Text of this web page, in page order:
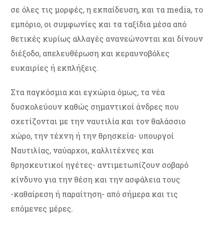
σε όλες τις μορφές, η εκπαίδευση, και τα media, το
εμπόριο, οι συμφωνίες και τα ταξίδια μέσα από
θετικές κυρίως αλλαγές ανανεώνονται και δίνουν
διέξοδο, απελευθέρωση και κεραυνοβόλες
ευκαιρίες ή εκπλήξεις.
Στα παγκόσμια και εγχώρια όμως, τα νέα
δυσκολεύουν καθώς σημαντικοί άνδρες που
σχετίζονται με την ναυτιλία και τον θαλάσσιο
χώρο, την τέχνη ή την θρησκεία- υπουργοί
Ναυτιλίας, ναύαρχοι, καλλιτέχνες και
θρησκευτικοί ηγέτες- αντιμετωπίζουν σοβαρό
κίνδυνο για την θέση και την ασφάλεια τους
-καθαίρεση ή παραίτηση- από σήμερα και τις
επόμενες μέρες.